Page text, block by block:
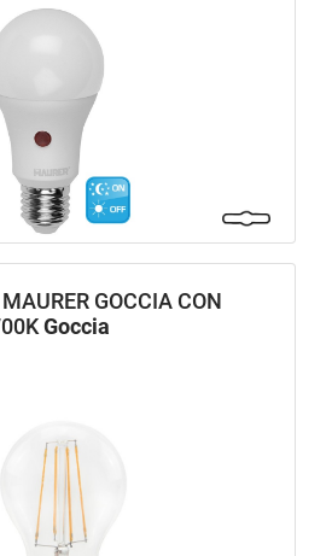
GOCCIA CON
Goccia